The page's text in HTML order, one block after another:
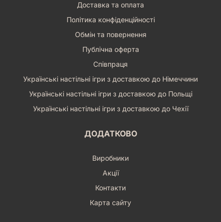
Доставка та оплата
Політика конфіденційності
Обмін та повернення
Публічна оферта
Співпраця
Українські настільні ігри з доставкою до Німеччини
Українські настільні ігри з доставкою до Польщі
Українські настільні ігри з доставкою до Чехії
ДОДАТКОВО
Виробники
Акції
Контакти
Карта сайту